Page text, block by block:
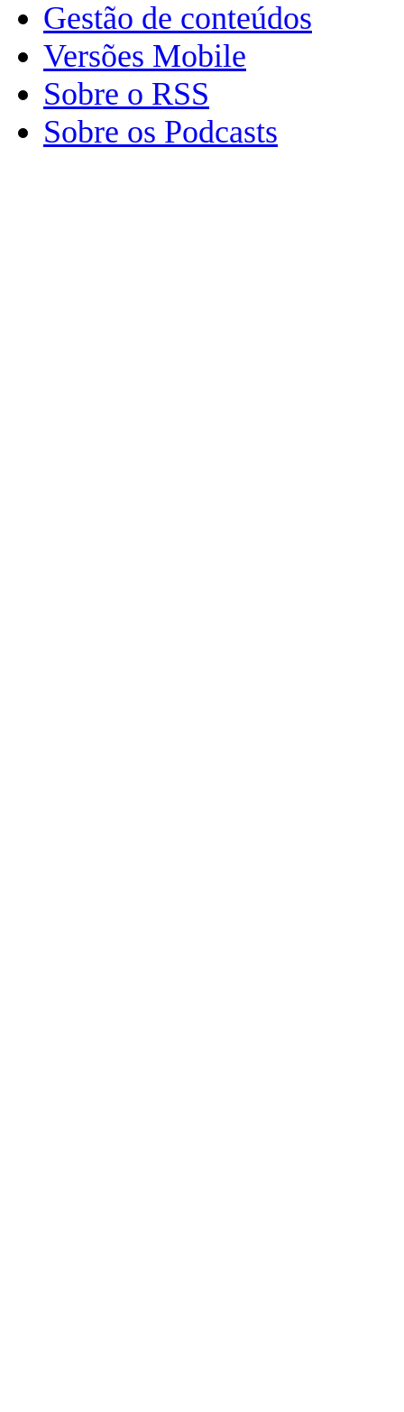
Gestão de conteúdos
Versões Mobile
Sobre o RSS
Sobre os Podcasts